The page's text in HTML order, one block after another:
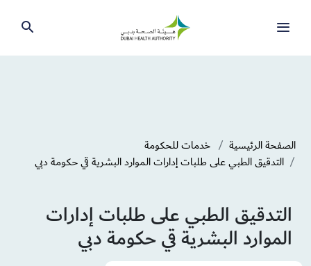
الصفحة الرئيسية
خدمات للحكومة
التدقيق الطبي على طلبات إدارات الموارد البشرية قي حكومة دبي
التدقيق الطبي على طلبات إدارات
الموارد البشرية قي حكومة دبي